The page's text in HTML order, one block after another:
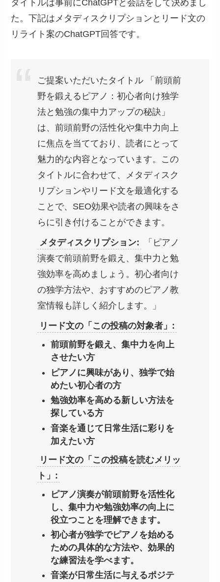
タイトルは事前にChatGPTと会話をして決めまし
た。下記はメタディスクリプションとリード文の
リライト案のChatGPT回答です。
ご提案いただいたタイトル 「前頭前
野を鍛えるピアノ：初心者向け独学
法と勉強の集中力アップの秘訣」
は、前頭前野の活性化や集中力向上
に焦点を当てており、読者にとって
魅力的な内容となっています。この
タイトルに合わせて、メタディスク
リプションやリード文を最適化する
ことで、SEO効果や読者の興味をさ
らに引き付けることができます。
メタディスクリプション:
「ピアノ
演奏で前頭前野を鍛え、集中力と勉
強効率を高めましょう。初心者向け
の独学方法や、おすすめのピアノ教
室情報も詳しく紹介します。」
リード文の「この投稿の対象者」:
前頭前野を鍛え、集中力を向上
させたい方
ピアノに興味があり、独学で始
めたい初心者の方
勉強効率を高める新しい方法を
探している方
音楽を通じて日常生活に彩りを
加えたい方
リード文の「この投稿を読むメリッ
ト」:
ピアノ演奏が前頭前野を活性化
し、集中力や勉強効率の向上に
役立つことを理解できます。
初心者が独学でピアノを始める
ための具体的な方法や、効果的
な練習法を学べます。
音楽が日常生活に与えるポジテ